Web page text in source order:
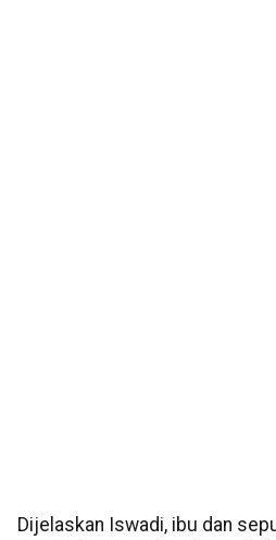
Dijelaskan Iswadi, ibu dan